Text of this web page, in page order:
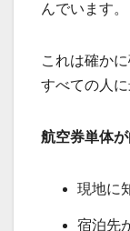
んでいます。
これは確かに
すべての人に
航空券単体
現地に
宿泊先